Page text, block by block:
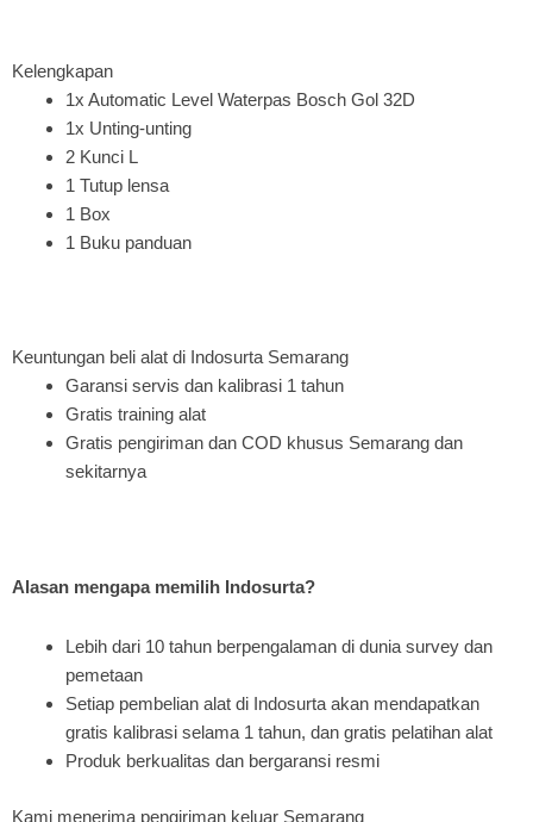
Kelengkapan
1x Automatic Level Waterpas Bosch Gol 32D
1x Unting-unting
2 Kunci L
1 Tutup lensa
1 Box
1 Buku panduan
Keuntungan beli alat di Indosurta Semarang
Garansi servis dan kalibrasi 1 tahun
Gratis training alat
Gratis pengiriman dan COD khusus Semarang dan
sekitarnya
Alasan mengapa memilih Indosurta?
Lebih dari 10 tahun berpengalaman di dunia survey dan
pemetaan
Setiap pembelian alat di Indosurta akan mendapatkan
gratis kalibrasi selama 1 tahun, dan gratis pelatihan alat
Produk berkualitas dan bergaransi resmi
Kami menerima pengiriman keluar Semarang